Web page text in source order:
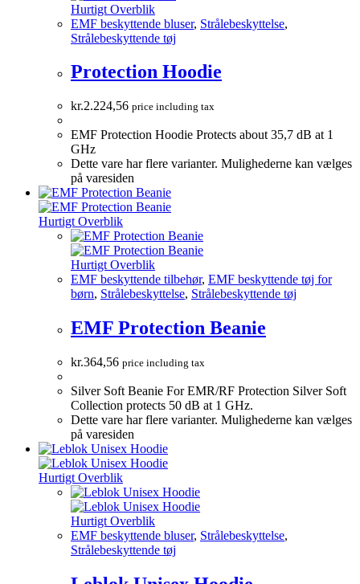
Hurtigt Overblik
EMF beskyttende bluser, Strålebeskyttelse,
Strålebeskyttende tøj
Protection Hoodie
kr.2.224,56 price including tax
EMF Protection Hoodie Protects about 35,7 dB at 1
GHz
Dette vare har flere varianter. Mulighederne kan vælges
på varesiden
Hurtigt Overblik
Hurtigt Overblik
EMF beskyttende tilbehør, EMF beskyttende tøj for
børn, Strålebeskyttelse, Strålebeskyttende tøj
EMF Protection Beanie
kr.364,56 price including tax
Silver Soft Beanie For EMR/RF Protection Silver Soft
Collection protects 50 dB at 1 GHz.
Dette vare har flere varianter. Mulighederne kan vælges
på varesiden
Hurtigt Overblik
Hurtigt Overblik
EMF beskyttende bluser, Strålebeskyttelse,
Strålebeskyttende tøj